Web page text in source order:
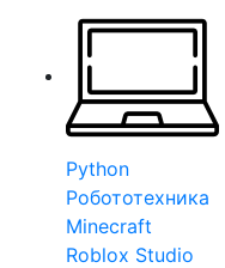
Python
Робототехника
Minecraft
Roblox Studio